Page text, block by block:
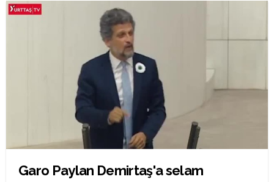
Garo Paylan Demirtaş'a selam